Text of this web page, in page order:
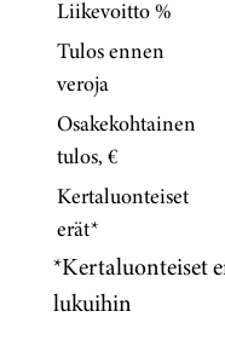
Liikevoitto %
Tulos ennen
veroja
Osakekohtainen
tulos, €
Kertaluonteiset
erät*
*Kertaluonteiset
lukuihin